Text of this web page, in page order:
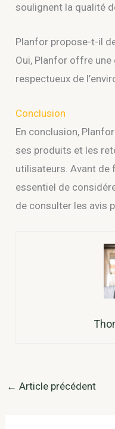
soulignent la qualité
Planfor propose-t-il
Oui, Planfor offre
respectueux de
Conclusion
En conclusion,
ses produits et les
utilisateurs. Avant de
essentiel de
de consulter les avis
← Article précédent